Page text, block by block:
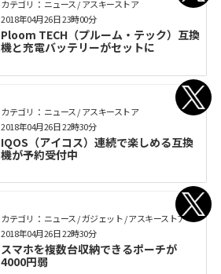
カテゴリ： ニュース / アスキーストア
Ploom TECH（プルーム・テック）互換
機と充電バッテリーがセットに
2018年04月26日 23時00分
カテゴリ： ニュース / アスキーストア
IQOS（アイコス）連続で楽しめる互換
機が予約受付中
2018年04月26日 22時30分
カテゴリ： ニュース / ガジェット / アスキーストア
スマホを複数台収納できるポーチが
4000円弱
2018年04月26日 22時30分